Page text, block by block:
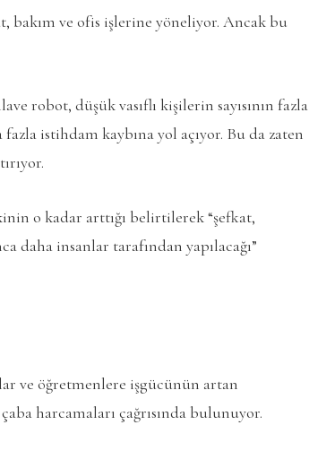
bakım ve ofis işlerine yöneliyor. Ancak bu
robot, düşük vasıflı kişilerin sayısının fazla
istihdam kaybına yol açıyor. Bu da zaten
o kadar arttığı belirtilerek “şefkat,
daha insanlar tarafından yapılacağı”
ve öğretmenlere işgücünün artan
harcamaları çağrısında bulunuyor.